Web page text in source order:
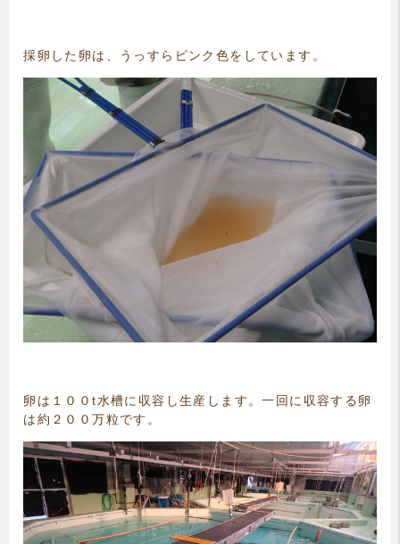
採卵した卵は、うっすらピンク色をしています。
卵は１００t水槽に収容し生産します。一回に収容する卵
は約２００万粒です。